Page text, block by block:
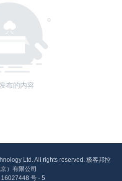
布的内容
Ltd. All rights reserved. 极客邦控
）有限公司
号 - 5